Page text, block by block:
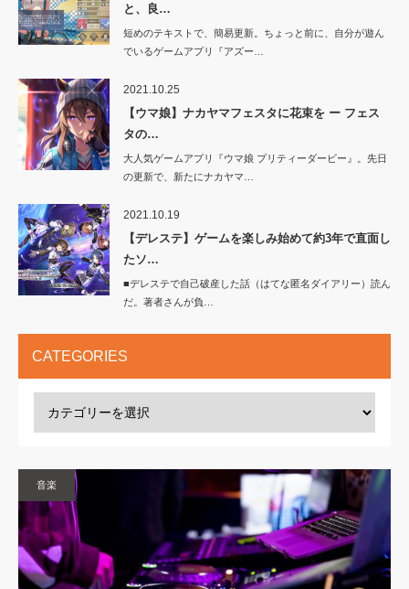
と、良…
短めのテキストで、簡易更新。ちょっと前に、自分が遊ん
でいるゲームアプリ『アズー…
2021.10.25
【ウマ娘】ナカヤマフェスタに花束を ー フェス
タの…
大人気ゲームアプリ『ウマ娘 プリティーダービー』。先日
の更新で、新たにナカヤマ…
2021.10.19
【デレステ】ゲームを楽しみ始めて約3年で直面し
たソ…
■デレステで自己破産した話（はてな匿名ダイアリー）読ん
だ。著者さんが負…
CATEGORIES
音楽